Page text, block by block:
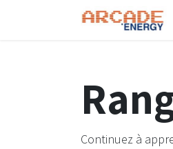
Se rendre au contenu
Continuez à